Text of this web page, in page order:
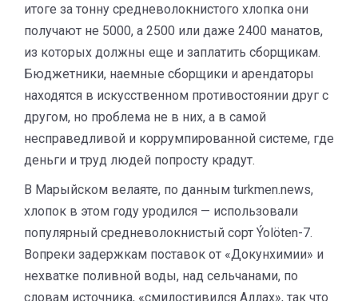
итоге за тонну средневолокнистого хлопка они
получают не 5000, а 2500 или даже 2400 манатов,
из которых должны еще и заплатить сборщикам.
Бюджетники, наемные сборщики и арендаторы
находятся в искусственном противостоянии друг с
другом, но проблема не в них, а в самой
несправедливой и коррумпированной системе, где
деньги и труд людей попросту крадут.
В Марыйском велаяте, по данным turkmen.news,
хлопок в этом году уродился — использовали
популярный средневолокнистый сорт Ýolöten-7.
Вопреки задержкам поставок от «Докунхимии» и
нехватке поливной воды, над сельчанами, по
словам источника, «смилостивился Аллах», так что